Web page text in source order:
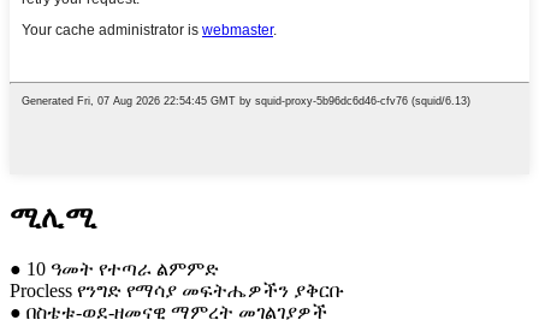
ሚሊሚ
● 10 ዓመት የተጣራ ልምምድ
Procless የንግድ የማሳያ መፍትሔዎችን ያቅርቡ
● በስቴቱ-ወደ-ዘመናዊ ማምረት መገልገያዎች